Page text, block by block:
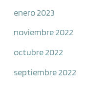
enero 2023
noviembre 2022
octubre 2022
septiembre 2022